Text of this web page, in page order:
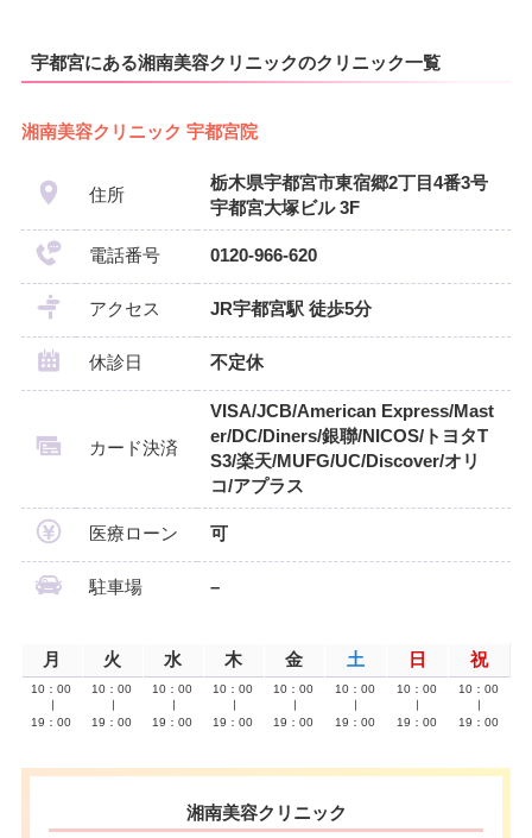
宇都宮にある湘南美容クリニックのクリニック一覧
湘南美容クリニック 宇都宮院
住所
栃木県宇都宮市東宿郷2丁目4番3号
宇都宮大塚ビル 3F
電話番号 0120-966-620
アクセス JR宇都宮駅 徒歩5分
休診日 不定休
カード決済
VISA/JCB/American Express/Mast
er/DC/Diners/銀聯/NICOS/トヨタT
S3/楽天/MUFG/UC/Discover/オリ
コ/アプラス
医療ローン 可
駐車場 –
月 火 水 木 金 土 日 祝
10：00
19：00
10：00
19：00
10：00
19：00
10：00
19：00
10：00
19：00
10：00
19：00
10：00
19：00
10：00
19：00
湘南美容クリニック